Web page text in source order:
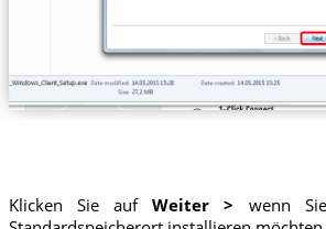
Klicken Sie aufWeiter > wenn